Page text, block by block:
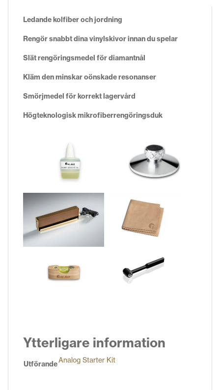
Ledande kolfiber och jordning
Rengör snabbt dina vinylskivor innan du spelar
Slät rengöringsmedel för diamantnål
Kläm den minskar oönskade resonanser
Smörjmedel för korrekt lagervård
Högteknologisk mikrofiberrengöringsduk
Ytterligare information
UtförandeAnalog Starter Kit